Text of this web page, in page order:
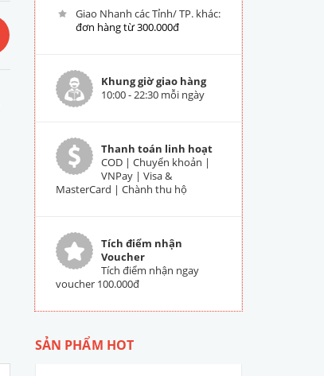
Giao Nhanh các Tỉnh/ TP. khác:
đơn hàng từ 300.000đ
Khung giờ giao hàng
10:00 - 22:30 mỗi ngày
Thanh toán linh hoạt
COD | Chuyển khoản |
VNPay | Visa &
MasterCard | Chành thu hộ
Tích điểm nhận
Voucher
Tích điểm nhận ngay
voucher 100.000đ
SẢN PHẨM HOT